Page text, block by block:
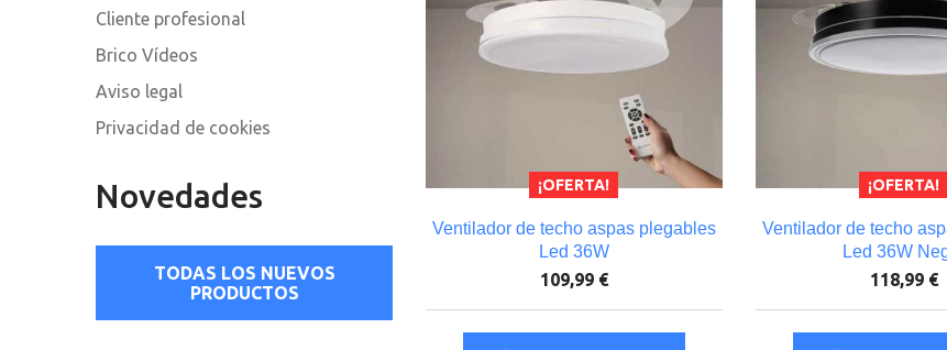
¡OFERTA!
Ventilador de techo aspas plegables
Led 36W
109,99 €
¡OFERTA!
Ventilador de techo
Led 36W
118,99 €
Cliente profesional
Brico Vídeos
Aviso legal
Privacidad de cookies
Novedades
TODAS LOS NUEVOS
PRODUCTOS